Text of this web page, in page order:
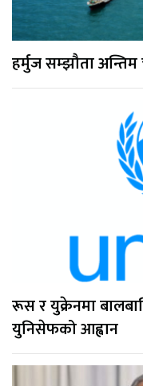
हर्मुज सम्झौता
रूस र युक्रेनमा
युनिसेफको आह्वान